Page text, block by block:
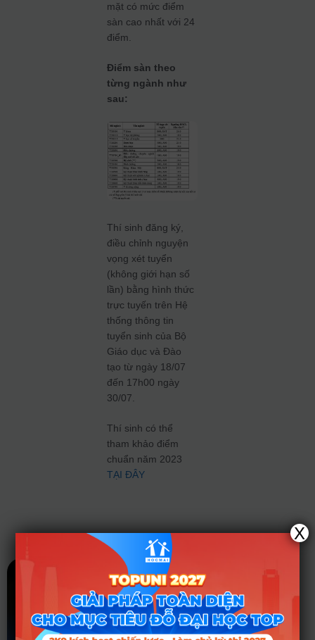
mặt có mức điểm
sàn cao nhất với 24
điểm.
Điểm sàn theo
từng ngành như
sau:
Thí sinh đăng ký,
điều chỉnh nguyện
vọng xét tuyển
(không giới hạn số
lần) bằng hình thức
trực tuyến trên Hệ
thống thông tin
tuyển sinh của Bộ
Giáo dục và Đào
tạo từ ngày 18/07
đến 17h00 ngày
30/07.
Thí sinh có thể
tham khảo điểm
chuẩn năm 2023
TẠI ĐÂY
Tin tức liên quan
X